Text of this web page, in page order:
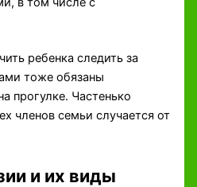
ребенка следить за
тоже обязаны
прогулке. Частенько
членов семьи случается от
и их виды